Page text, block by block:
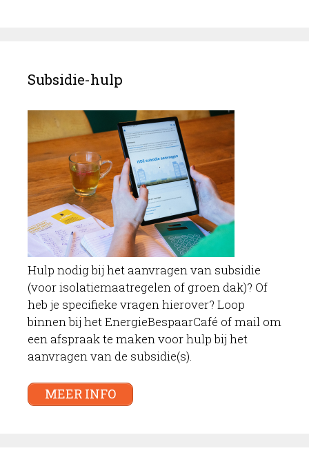
Subsidie-hulp
Hulp nodig bij het aanvragen van subsidie
(voor isolatiemaatregelen of groen dak)? Of
heb je specifieke vragen hierover? Loop
binnen bij het EnergieBespaarCafé of mail om
een afspraak te maken voor hulp bij het
aanvragen van de subsidie(s).
MEER INFO